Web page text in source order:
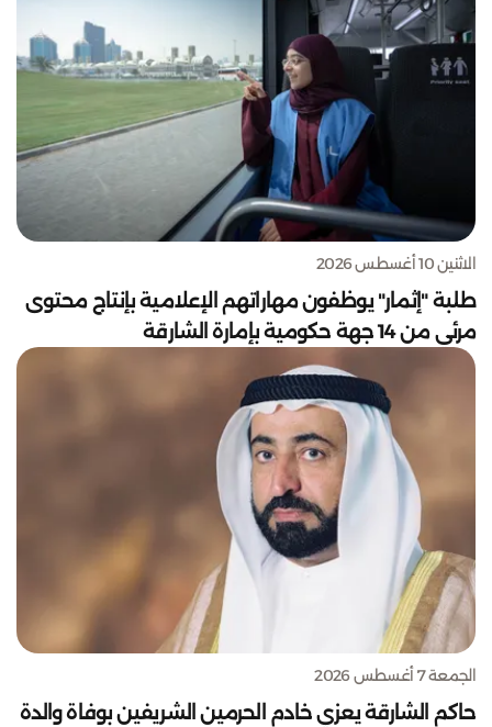
الاثنين 10 أغسطس 2026
طلبة "إثمار" يوظفون مهاراتهم الإعلامية بإنتاج محتوى
مرئي من 14 جهة حكومية بإمارة الشارقة
الجمعة 7 أغسطس 2026
حاكم الشارقة يعزي خادم الحرمين الشريفين بوفاة والدة